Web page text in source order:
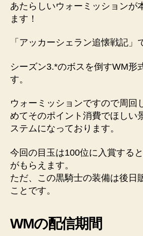
あたらしいウォーミッションが
ます！
「アッカーシェラン追懐戦記」
シーズン3.*のボスを倒すWM形
す。
ウォーミッションですので周回
めてそのポイント消費でほしい
ステムになっております。
今回の目玉は100位に入賞する
がもらえます。
ただ、この黒騎士の装備は後日
ことです。
WMの配信期間